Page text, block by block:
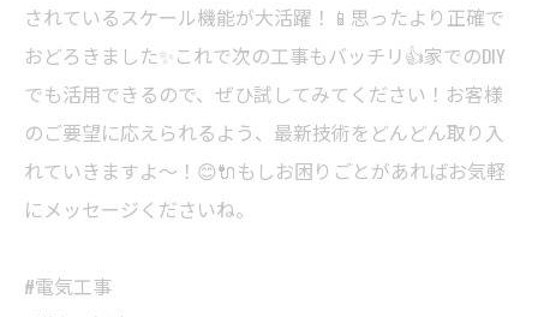
されているスケール機能が大活躍！📱思ったより正確で
おどろきました✨これで次の工事もバッチリ👍家でのDIY
でも活用できるので、ぜひ試してみてください！お客様
のご要望に応えられるよう、最新技術をどんどん取り入
れていきますよ〜！😊🔌もしお困りごとがあればお気軽
にメッセージくださいね。
#電気工事